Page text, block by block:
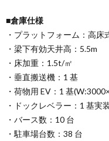
■倉庫仕様
・プラットフォーム：高床
・梁下有効天井高：5.5m
・床加重：1.5t/㎡
・垂直搬送機：1 基
・荷物用 EV：1 基
・ドックレベラー：1 基実
・バース数：10 台
・駐車場台数：38 台